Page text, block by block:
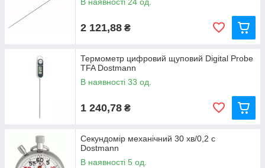
2 121,88 ₴
Термометр цифровий щуповий Digital Probe
TFA Dostmann
В наявності 33 од.
1 240,78 ₴
Секундомір механічний 30 хв/0,2 с
Dostmann
В наявності 5 од.